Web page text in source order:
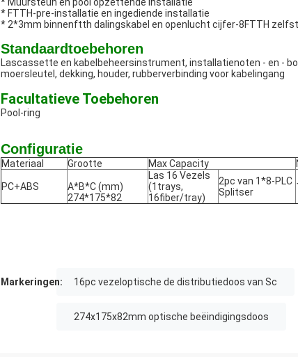
* FTTH-pre-installatie en ingediende installatie
* 2*3mm binnenftth dalingskabel en openlucht cijfer-8FTTH
Standaardtoebehoren
Lascassette en kabelbeheersinstrument, installatienoten - en -
moersleutel, dekking, houder, rubberverbinding voor kabelingang
Facultatieve Toebehoren
Pool-ring
Configuratie
Materiaal Grootte Max Capacity
PC+ABS
A*B*C (mm)
274*175*82
Las 16 Vezels
(1trays,
16fiber/tray)
2pc van 1*8-PLC
Splitser
Markeringen: 16pc vezeloptische de distributiedoos van Sc
274x175x82mm optische beëindigingsdoos